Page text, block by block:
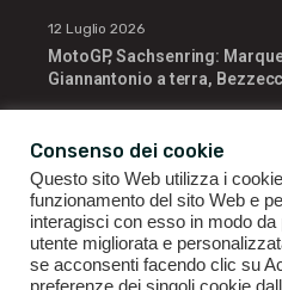
12 Luglio 2026
MotoGP, Sachsenring:
Giannantonio a terra,
GIANLUIGI RAGNO | P.IVA
Consenso dei cookie
Questo sito Web utilizza i
funzionamento del sito Web e
interagisci con esso in modo
utente migliorata e
se acconsenti facendo clic su